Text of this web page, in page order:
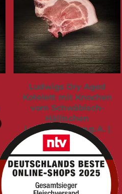
Ludwigs Dry Aged
Kotelett mit Knochen
vom Schwäbisch-
Hällischen
Landschwein g.g.A. |
300g
13,95 €
4,65 €/ 100 g
7% USt. sind schon drin –
Versandkommt obendrauf.